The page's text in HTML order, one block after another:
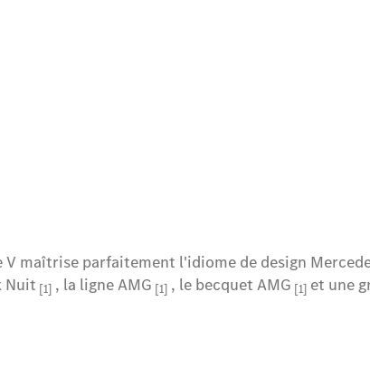
maîtrise parfaitement l'idiome de design
Nuit [1] , la ligne AMG [1] , le becquet AMG [1] et une